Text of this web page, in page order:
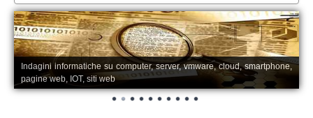
PERIZIE
Perizia Computer
Perizia Smartphone Tablet,Cell.
Indagini informatiche su computer, server, vmware, cloud, smartphone,
pagine web, IOT, siti web